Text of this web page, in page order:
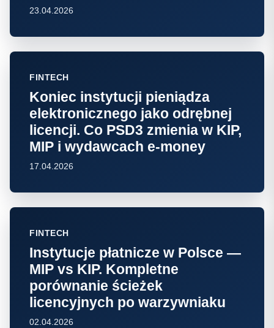
23.04.2026
FINTECH
Koniec instytucji pieniądza
elektronicznego jako odrębnej
licencji. Co PSD3 zmienia w KIP,
MIP i wydawcach e-money
17.04.2026
FINTECH
Instytucje płatnicze w Polsce —
MIP vs KIP. Kompletne
porównanie ścieżek
licencyjnych po warzywniaku
02.04.2026